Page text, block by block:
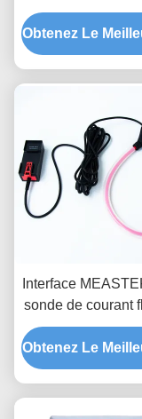
UHCT0030A avec
sensibilité de
bande
3,5mm pour les
semi-
Obtenez Le
Interface
sonde de courant
série LCTB
bobine flexible
Obtenez Le